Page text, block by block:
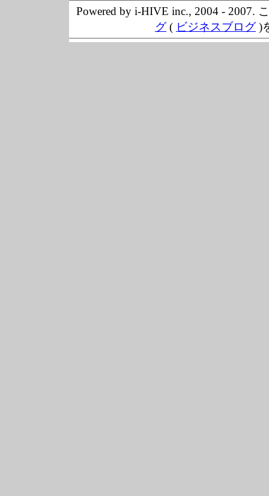
Powered by i-HIVE inc., 2004 - 2007.
グ( ビジネスブログ)